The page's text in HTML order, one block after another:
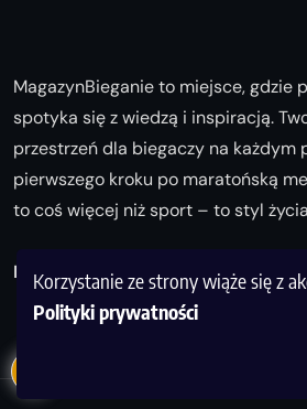
Korzystanie ze strony wiąże się z
Polityki prywatności
MagazynBieganie to miejsce, gdzie
spotyka się z wiedzą i inspiracją.
przestrzeń dla biegaczy na każdym
pierwszego kroku po maratońską
to coś więcej niż sport – to styl
Biegaj z nami i odkrywaj swoją